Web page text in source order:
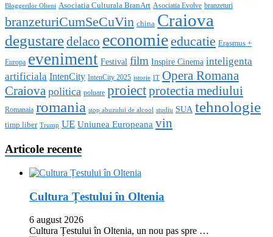
Bloggerilor Olteni Asociatia Culturala BranArt Asociatia Evolve branzeturi
branzeturiCumSeCuVin china Craiova
degustaredelaco economieeducatie Erasmus +
Europa eveniment Festival film Inspire Cinema inteligenta
artificiala IntenCity IntenCity 2025 istorie IT Opera Romana
Craiova politica poluare proiectprotectia mediului
Romanaia romania stop abuzului de alcool studiu SUA tehnologie
timp liber Trump UE Uniunea Europeana vin
Articole recente
Cultura Țestului în Oltenia
6 august 2026
Cultura Țestului în Oltenia, un nou pas spre …